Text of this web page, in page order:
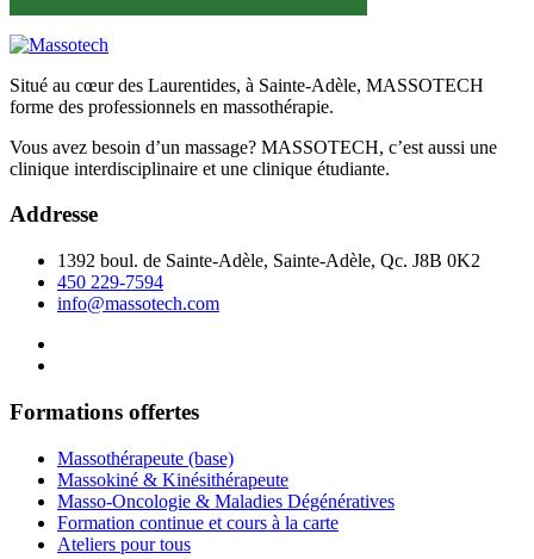
Situé au cœur des Laurentides, à Sainte-Adèle, MASSOTECH
forme des professionnels en massothérapie.
Vous avez besoin d’un massage? MASSOTECH, c’est aussi une
clinique interdisciplinaire et une clinique étudiante.
Addresse
1392 boul. de Sainte-Adèle, Sainte-Adèle, Qc. J8B 0K2
450 229-7594
info@massotech.com
Formations offertes
Massothérapeute (base)
Massokiné & Kinésithérapeute
Masso-Oncologie & Maladies Dégénératives
Formation continue et cours à la carte
Ateliers pour tous